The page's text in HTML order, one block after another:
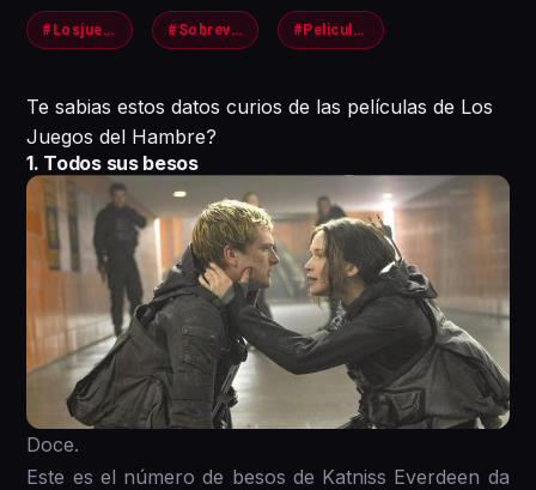
#Losjuegos #Sobrevive #Peliculas
Te sabias estos datos curios de las películas de Los
Juegos del Hambre?
1. Todos sus besos
Doce.
Este es el número de besos de Katniss Everdeen da